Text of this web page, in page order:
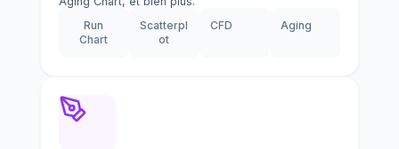
Run
Chart
Scatterpl
ot
CFD Aging